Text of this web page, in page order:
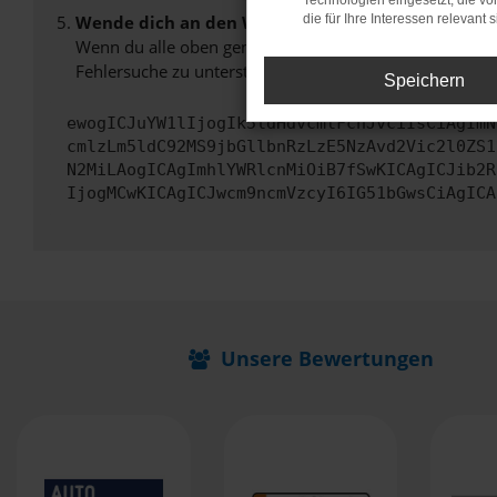
Wende dich an den Webseitenbetreiber.
Wenn du alle oben genannten Schritte versucht hast,
Fehlersuche zu unterstützen:
Unsere Bewertungen
die für Ihre Interessen relevant
Speichern